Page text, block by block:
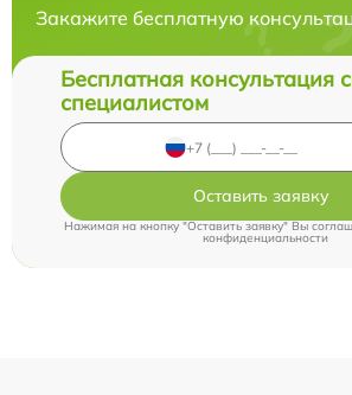
Закажите бесплатную
Бесплатная консультация
специалистом
Оставить заявку
Нажимая на кнопку "Оставить заявку" Вы
конфиденциальности